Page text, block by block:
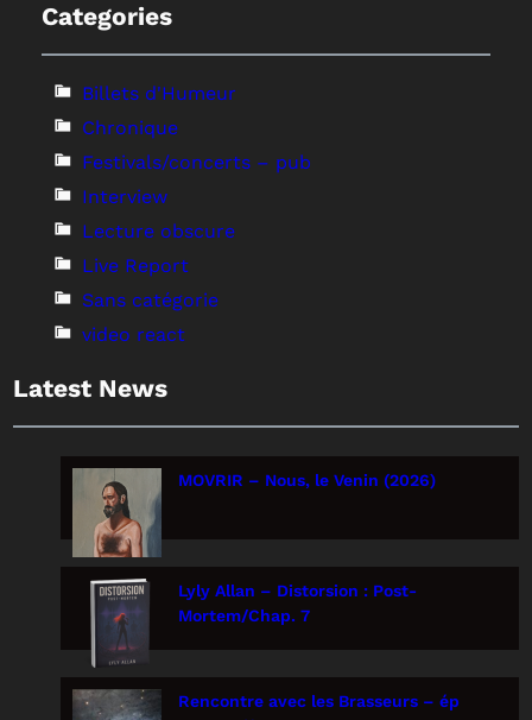
Categories
Billets d'Humeur
Chronique
Festivals/concerts – pub
Interview
Lecture obscure
Live Report
Sans catégorie
video react
Latest News
MOVRIR – Nous, le Venin (2026)
Lyly Allan – Distorsion : Post-
Mortem/Chap. 7
Rencontre avec les Brasseurs – ép